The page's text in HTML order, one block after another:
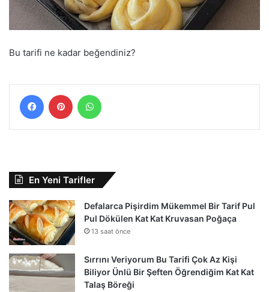
Bu tarifi ne kadar beğendiniz?
FacebookPinterest
En Yeni Tarifler
Defalarca Pişirdim Mükemmel Bir Tarif Pul
Pul Dökülen Kat Kat Kruvasan Poğaça
13 saat önce
Sırrını Veriyorum Bu Tarifi Çok Az Kişi
Biliyor Ünlü Bir Şeften Öğrendiğim Kat Kat
Talaş Böreği